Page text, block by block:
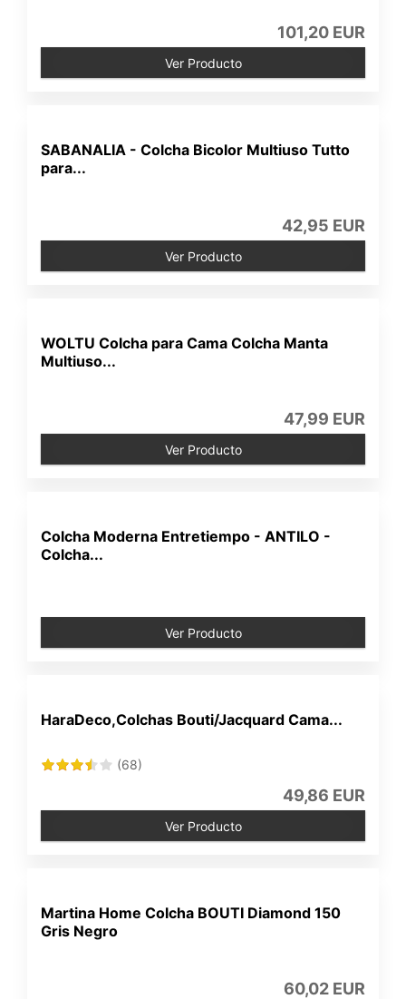
101,20 EUR
Ver Producto
SABANALIA - Colcha Bicolor Multiuso Tutto
para...
42,95 EUR
Ver Producto
WOLTU Colcha para Cama Colcha Manta
Multiuso...
47,99 EUR
Ver Producto
Colcha Moderna Entretiempo - ANTILO -
Colcha...
Ver Producto
HaraDeco,Colchas Bouti/Jacquard Cama...
(68)
49,86 EUR
Ver Producto
Martina Home Colcha BOUTI Diamond 150
Gris Negro
60,02 EUR